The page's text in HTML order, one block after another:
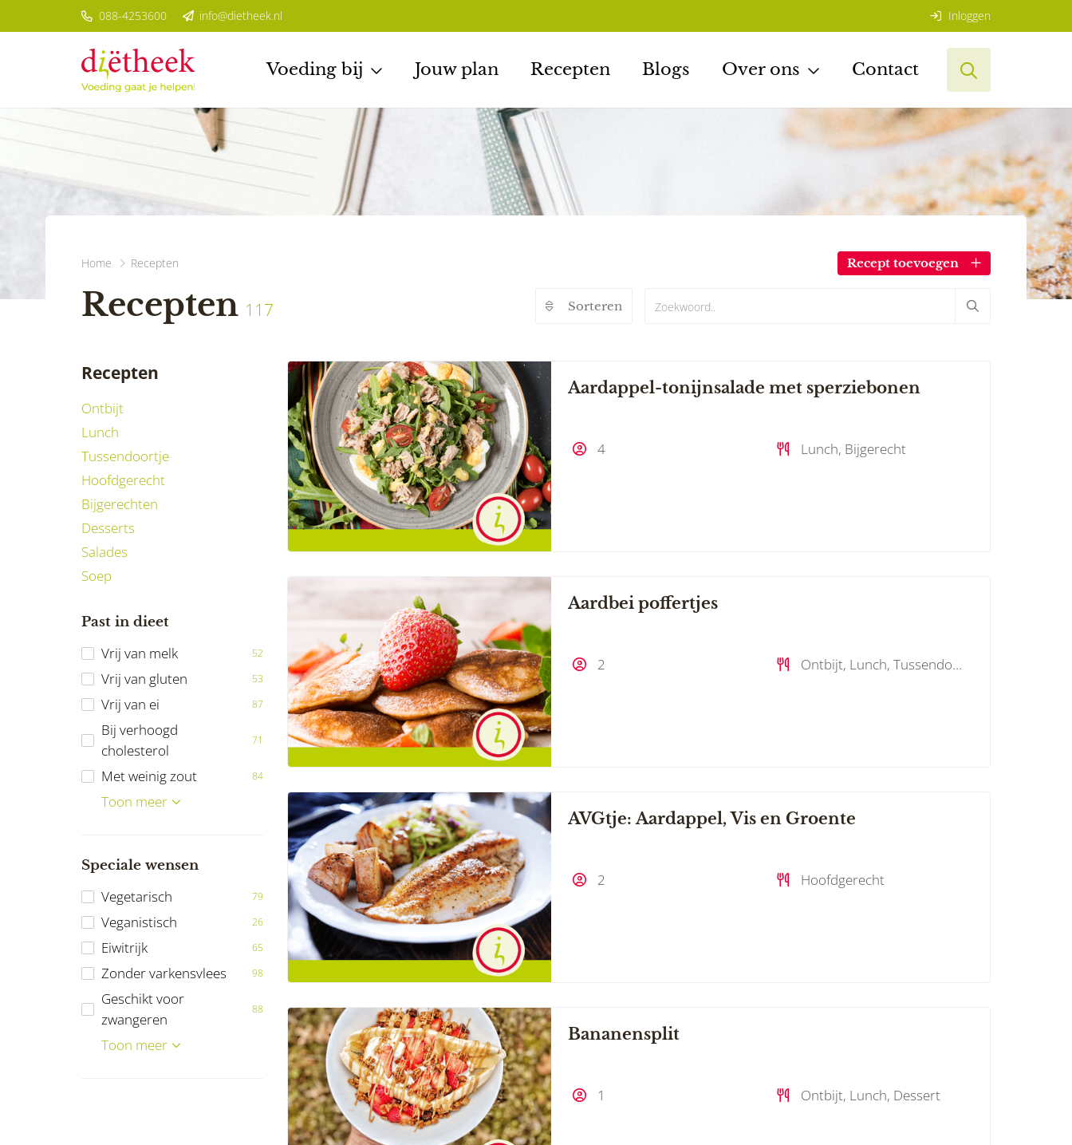
Home Recepten
Recepten 117 Sorteren
Recept toevoegen
Recepten
Ontbijt
Lunch
Tussendoortje
Hoofdgerecht
Bijgerechten
Desserts
Salades
Soep
Past in dieet
Vrij van melk 52
Vrij van gluten 53
Vrij van ei 87
Bij verhoogd
cholesterol
71
Met weinig zout 84
Bij Diabetes Mellitus
Bij darmklachten
Vrij van noten
Vrij van pinda's
Ketogeen
Reumatische
Maagverkleining
FODMAP
Toon meer
Speciale wensen
Vegetarisch 79
Veganistisch 26
Eiwitrijk 65
Zonder varkensvlees 98
Geschikt voor
zwangeren
88
Koolhydraatarm
Koken met
Gemalen
Vloeibare
Kinderen
Energiebeperkt
Energieverrijkt
Toon meer
Aardappel-tonijnsalade met sperziebonen
4 Lunch, Bijgerecht
Aardbei poffertjes
2 Ontbijt, Lunch, Tussendoortje , Bijgerecht, Dessert
AVGtje: Aardappel, Vis en Groente
2 Hoofdgerecht
Bananensplit
1 Ontbijt, Lunch, Dessert
088-4253600 info@dietheek.nl Inloggen
Voeding bij Jouw plan Recepten Blogs Over ons Contact